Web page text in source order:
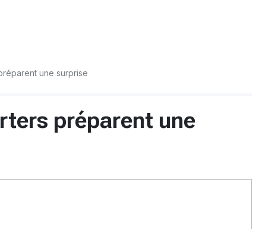
une surprise
préparent une